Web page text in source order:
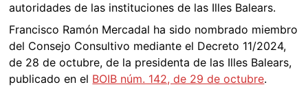
autoridades de las instituciones de las Illes Balears.
Francisco Ramón Mercadal ha sido nombrado miembro
del Consejo Consultivo mediante el Decreto 11/2024,
de 28 de octubre, de la presidenta de las Illes Balears,
publicado en el BOIB núm. 142, de 29 de octubre.